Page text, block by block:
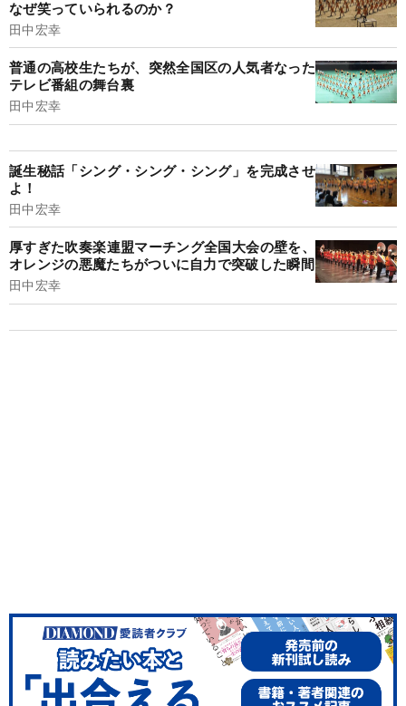
なぜ笑っていられるのか？
田中宏幸
普通の高校生たちが、突然全国区の人気者なった
テレビ番組の舞台裏
田中宏幸
誕生秘話「シング・シング・シング」を完成させ
よ！
田中宏幸
厚すぎた吹奏楽連盟マーチング全国大会の壁を、
オレンジの悪魔たちがついに自力で突破した瞬間
田中宏幸